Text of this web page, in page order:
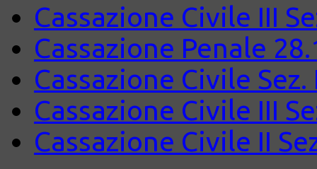
Cassazione Civile III
Cassazione Penale
Cassazione Civile
Cassazione Civile III
Cassazione Civile II